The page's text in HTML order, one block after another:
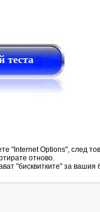
теста
"Internet Options", след
отново.
"бисквитките" за вашия